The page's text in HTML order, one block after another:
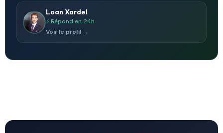
Loan Xardel
⚡ Répond en 24h
Voir le profil →